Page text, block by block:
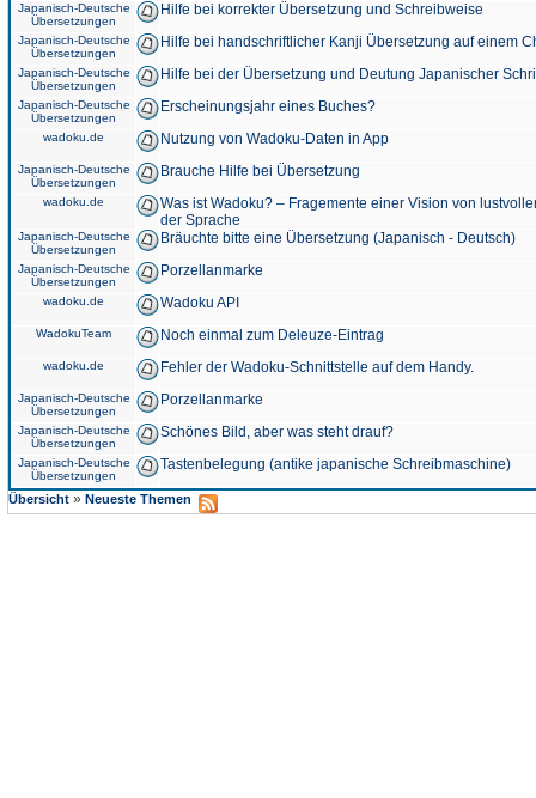
Japanisch-Deutsche
Übersetzungen
Hilfe bei korrekter Übersetzung und Schreibweise
Japanisch-Deutsche
Übersetzungen
Hilfe bei handschriftlicher Kanji Übersetzung auf einem
Japanisch-Deutsche
Übersetzungen
Hilfe bei der Übersetzung und Deutung Japanischer
Japanisch-Deutsche
Übersetzungen
Erscheinungsjahr eines Buches?
wadoku.de Nutzung von Wadoku-Daten in App
Japanisch-Deutsche
Übersetzungen
Brauche Hilfe bei Übersetzung
wadoku.de
Was ist Wadoku? – Fragemente einer Vision von
der Sprache
Japanisch-Deutsche
Übersetzungen
Bräuchte bitte eine Übersetzung (Japanisch - Deutsch)
Japanisch-Deutsche
Übersetzungen
Porzellanmarke
wadoku.de Wadoku API
WadokuTeam Noch einmal zum Deleuze-Eintrag
wadoku.de Fehler der Wadoku-Schnittstelle auf dem Handy.
Japanisch-Deutsche
Übersetzungen
Porzellanmarke
Japanisch-Deutsche
Übersetzungen
Schönes Bild, aber was steht drauf?
Japanisch-Deutsche
Übersetzungen
Tastenbelegung (antike japanische Schreibmaschine)
Übersicht » Neueste Themen